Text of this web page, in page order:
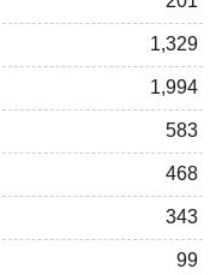
1,329
1,994
583
468
343
99